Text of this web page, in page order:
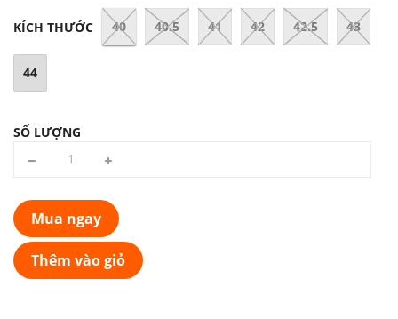
KÍCH THƯỚC 40 40.5 41 42 42.5 43
44
SỐ LƯỢNG
Mua ngay
Thêm vào giỏ